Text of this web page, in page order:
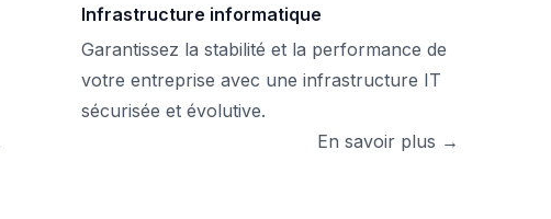
Infrastructure informatique
Garantissez la stabilité et la performance de
votre entreprise avec une infrastructure IT
sécurisée et évolutive.
En savoir plus →